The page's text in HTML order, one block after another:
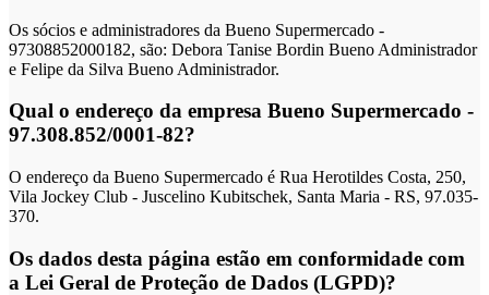
Os sócios e administradores da Bueno Supermercado -
97308852000182, são: Debora Tanise Bordin Bueno Administrador
e Felipe da Silva Bueno Administrador.
Qual o endereço da empresa Bueno Supermercado -
97.308.852/0001-82?
O endereço da Bueno Supermercado é Rua Herotildes Costa, 250,
Vila Jockey Club - Juscelino Kubitschek, Santa Maria - RS, 97.035-
370.
Os dados desta página estão em conformidade com
a Lei Geral de Proteção de Dados (LGPD)?